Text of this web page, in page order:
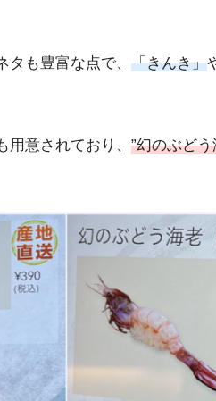
も豊富な点で、 「きんき」
意されており、 ”幻のぶど